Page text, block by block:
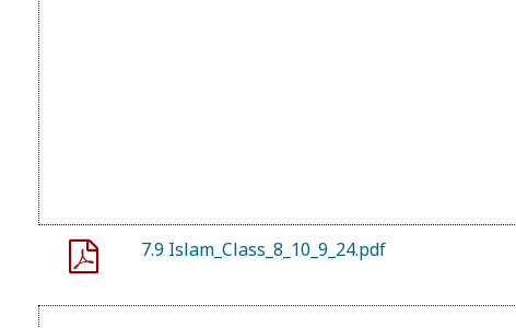
7.9 Islam_Class_8_10_9_24.pdf